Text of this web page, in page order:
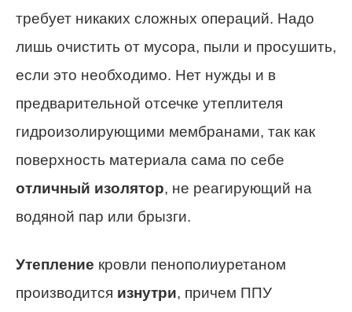
требует никаких сложных операций. Надо
лишь очистить от мусора, пыли и просушить,
если это необходимо. Нет нужды и в
предварительной отсечке утеплителя
гидроизолирующими мембранами, так как
поверхность материала сама по себе
отличный изолятор, не реагирующий на
водяной пар или брызги.
Утепление кровли пенополиуретаном
производится изнутри, причем ППУ